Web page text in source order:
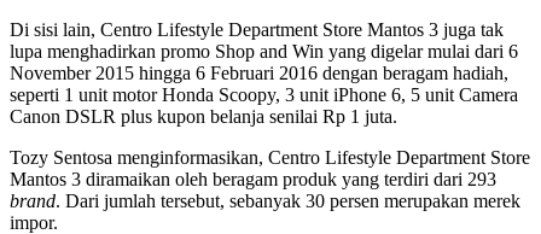
Di sisi lain, Centro Lifestyle Department Store Mantos 3 juga tak
lupa menghadirkan promo Shop and Win yang digelar mulai dari 6
November 2015 hingga 6 Februari 2016 dengan beragam hadiah,
seperti 1 unit motor Honda Scoopy, 3 unit iPhone 6, 5 unit Camera
Canon DSLR plus kupon belanja senilai Rp 1 juta.
Tozy Sentosa menginformasikan, Centro Lifestyle Department Store
Mantos 3 diramaikan oleh beragam produk yang terdiri dari 293
brand. Dari jumlah tersebut, sebanyak 30 persen merupakan merek
impor.